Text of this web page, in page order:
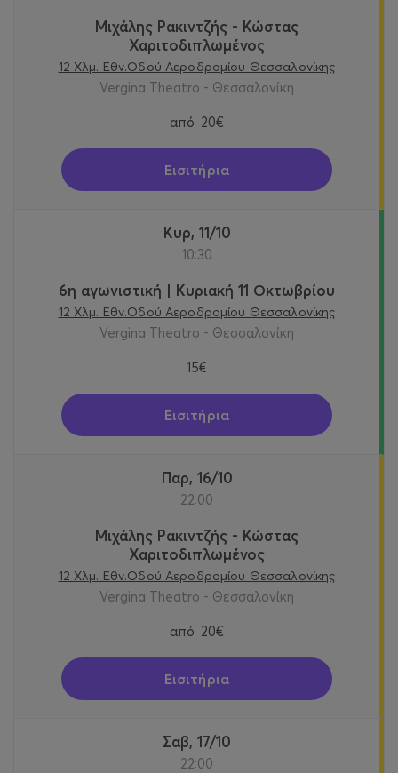
Μιχάλης Ρακιντζής - Κώστας
Χαριτοδιπλωμένος
12 Χλμ. Εθν.Οδού Αεροδρομίου Θεσσαλονίκης
Vergina Theatro - Θεσσαλονίκη
από 20€
Εισιτήρια
Κυρ, 11/10
10:30
6η αγωνιστική | Κυριακή 11 Οκτωβρίου
12 Χλμ. Εθν.Οδού Αεροδρομίου Θεσσαλονίκης
Vergina Theatro - Θεσσαλονίκη
15€
Εισιτήρια
Παρ, 16/10
22:00
Μιχάλης Ρακιντζής - Κώστας
Χαριτοδιπλωμένος
12 Χλμ. Εθν.Οδού Αεροδρομίου Θεσσαλονίκης
Vergina Theatro - Θεσσαλονίκη
από 20€
Εισιτήρια
Σαβ, 17/10
22:00